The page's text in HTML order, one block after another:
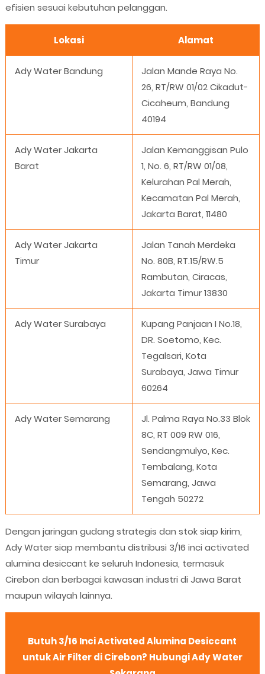
efisien sesuai kebutuhan pelanggan.
Lokasi Alamat
Ady Water Bandung
Jalan Mande Raya No.
26, RT/RW 01/02 Cikadut-
Cicaheum, Bandung
40194
Ady Water Jakarta
Barat
Jalan Kemanggisan Pulo
1, No. 6, RT/RW 01/08,
Kelurahan Pal Merah,
Kecamatan Pal Merah,
Jakarta Barat, 11480
Ady Water Jakarta
Timur
Jalan Tanah Merdeka
No. 80B, RT.15/RW.5
Rambutan, Ciracas,
Jakarta Timur 13830
Ady Water Surabaya
Kupang Panjaan I No.18,
DR. Soetomo, Kec.
Tegalsari, Kota
Surabaya, Jawa Timur
60264
Ady Water Semarang
Jl. Palma Raya No.33 Blok
8C, RT 009 RW 016,
Sendangmulyo, Kec.
Tembalang, Kota
Semarang, Jawa
Tengah 50272
Dengan jaringan gudang strategis dan stok siap kirim,
Ady Water siap membantu distribusi 3/16 inci activated
alumina desiccant ke seluruh Indonesia, termasuk
Cirebon dan berbagai kawasan industri di Jawa Barat
maupun wilayah lainnya.
Butuh 3/16 Inci Activated Alumina Desiccant
untuk Air Filter di Cirebon? Hubungi Ady Water